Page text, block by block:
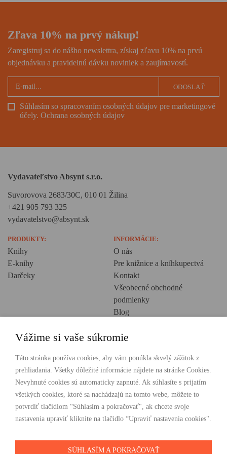
Zľava 10% na prvý nákup!
Zaregistruj sa do nášho newslettra, získaj zľavu 10% na prvú
objednávku a pravidelnú dávku noviniek a zaujímavostí.
Súhlasím so spracovaním osobných údajov pre marketingové
účely. Ochrana osobných údajov
ODOSLAŤ
Vydavateľstvo Absynt s.r.o.
Suvorovova 2683/30C, 010 01 Žilina
+421 905 793 325
vydavatelstvo@absynt.sk
PRODUKTY:
Knihy
E-knihy
Darčeky
INFORMÁCIE:
O nás
Pre knižnice a kníhkupectvá
Kontakt
Všeobecné obchodné
podmienky
Blog
Creative Europe
POHODLNÉ NAKUPOVANIE
Odosielame ihneď nasledujúci pracovný deň
Doprava zdarma už od 49 €
Vážime si vaše súkromie
Táto stránka používa cookies, aby vám ponúkla skvelý zážitok z
prehliadania. Všetky dôležité informácie nájdete na stránke Cookies.
Nevyhnuté cookies sú automaticky zapnuté. Ak súhlasíte s prijatím
všetkých cookies, ktoré sa nachádzajú na tomto webe, môžete to
potvrdiť tlačidlom “Súhlasím a pokračovať", ak chcete svoje
nastavenia upraviť kliknite na tlačidlo “Upraviť nastavenia cookies".
SÚHLASÍM A POKRAČOVAŤ